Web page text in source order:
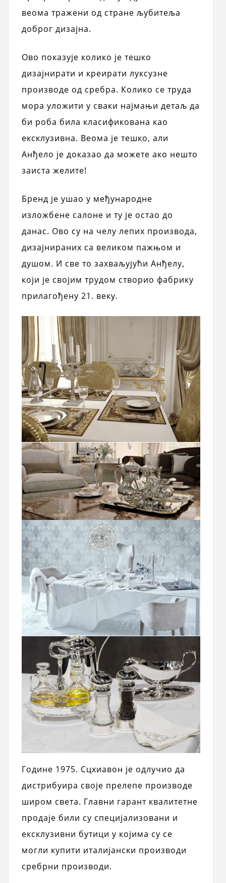
веома тражени од стране љубитеља
доброг дизајна.
Ово показује колико је тешко
дизајнирати и креирати луксузне
производе од сребра. Колико се труда
мора уложити у сваки најмањи детаљ да
би роба била класификована као
ексклузивна. Веома је тешко, али
Анђело је доказао да можете ако нешто
заиста желите!
Бренд је ушао у међународне
изложбене салоне и ту је остао до
данас. Ово су на челу лепих производа,
дизајнираних са великом пажњом и
душом. И све то захваљујући Анђелу,
који је својим трудом створио фабрику
прилагођену 21. веку.
Године 1975. Сцхиавон је одлучио да
дистрибуира своје прелепе производе
широм света. Главни гарант квалитетне
продаје били су специјализовани и
ексклузивни бутици у којима су се
могли купити италијански производи
сребрни производи.